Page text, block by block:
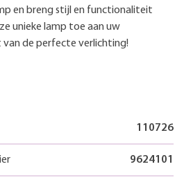
en breng stijl en functionaliteit
unieke lamp toe aan uw
de perfecte verlichting!
110726
9624101